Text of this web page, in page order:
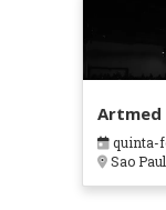
Artmed
quinta-
Sao